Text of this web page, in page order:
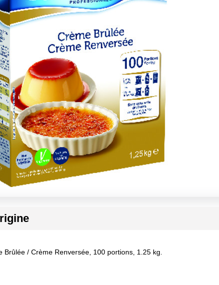
Brûlée / Crème Renversée, 100 portions, 1.25 kg.